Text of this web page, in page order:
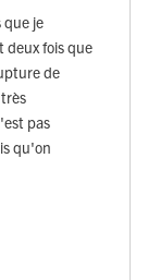
que je
deux fois que
de
pas
qu'on